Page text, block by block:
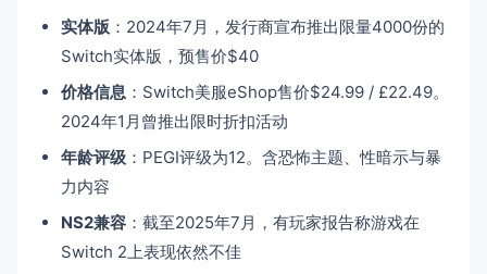
实体版 ：2024年7月，发行商宣布推出限量4000份的
Switch实体版，预售价$40
价格信息 ：Switch美服eShop售价$24.99 / £22.49。
2024年1月曾推出限时折扣活动
年龄评级 ：PEGI评级为12。含恐怖主题、性暗示与暴
力内容
NS2兼容 ：截至2025年7月，有玩家报告称游戏在
Switch 2上表现依然不佳